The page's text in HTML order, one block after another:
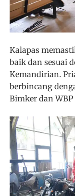
Kalapas
baik dan sesuai
Kemandirian.
berbincang
Bimker dan